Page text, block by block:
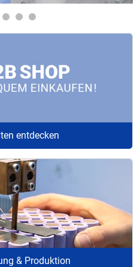
entdecken
& Produktion